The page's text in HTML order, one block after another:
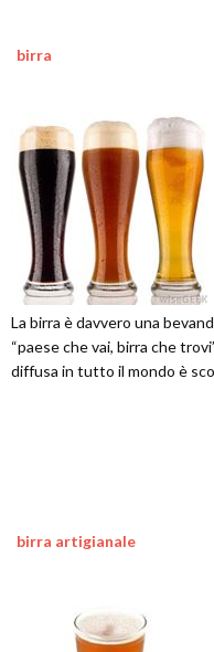
birra
La birra è davvero una
“paese che vai, birra che
diffusa in tutto il mondo è
birra artigianale